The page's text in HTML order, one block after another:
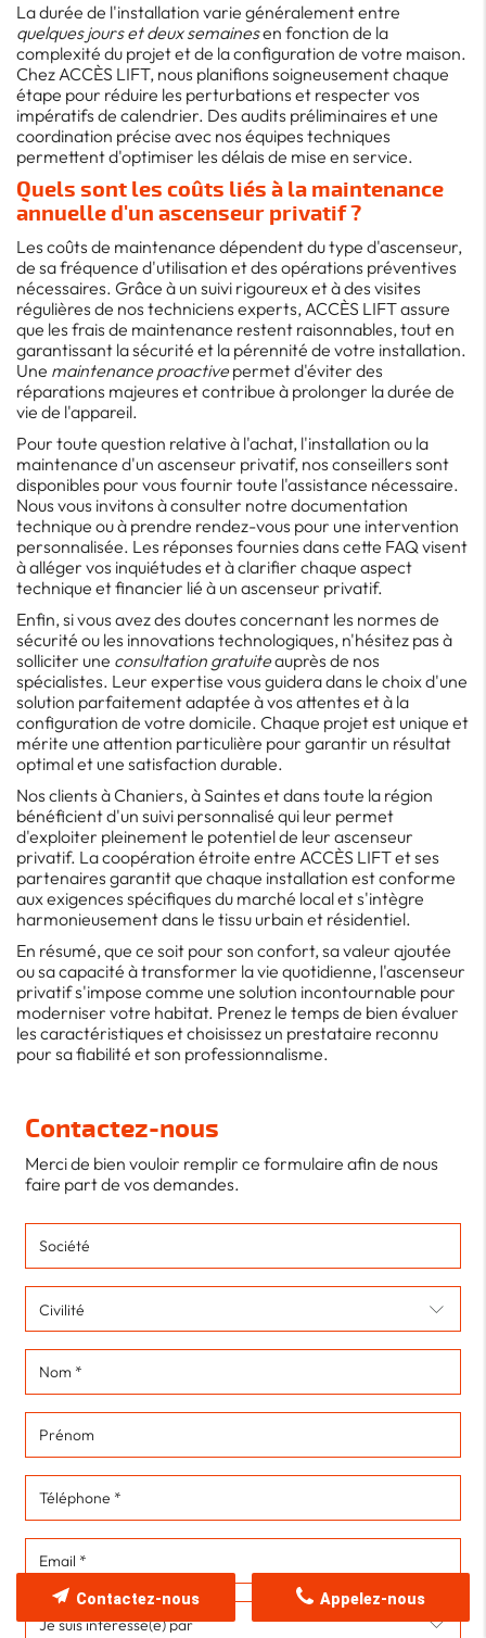
La durée de l'installation varie généralement entre
quelques jours et deux semainesen fonction de la
complexité du projet et de la configuration de votre maison.
Chez ACCÈS LIFT, nous planifions soigneusement chaque
étape pour réduire les perturbations et respecter vos
impératifs de calendrier. Des audits préliminaires et une
coordination précise avec nos équipes techniques
permettent d'optimiser les délais de mise en service.
Quels sont les coûts liés à la maintenance
annuelle d'un ascenseur privatif ?
Les coûts de maintenance dépendent du type d'ascenseur,
de sa fréquence d'utilisation et des opérations préventives
nécessaires. Grâce à un suivi rigoureux et à des visites
régulières de nos techniciens experts, ACCÈS LIFT assure
que les frais de maintenance restent raisonnables, tout en
garantissant la sécurité et la pérennité de votre installation.
Une maintenance proactivepermet d'éviter des
réparations majeures et contribue à prolonger la durée de
vie de l'appareil.
Pour toute question relative à l'achat, l'installation ou la
maintenance d'un ascenseur privatif, nos conseillers sont
disponibles pour vous fournir toute l'assistance nécessaire.
Nous vous invitons à consulter notre documentation
technique ou à prendre rendez-vous pour une intervention
personnalisée. Les réponses fournies dans cette FAQ visent
à alléger vos inquiétudes et à clarifier chaque aspect
technique et financier lié à un ascenseur privatif.
Enfin, si vous avez des doutes concernant les normes de
sécurité ou les innovations technologiques, n'hésitez pas à
solliciter une consultation gratuiteauprès de nos
spécialistes. Leur expertise vous guidera dans le choix d'une
solution parfaitement adaptée à vos attentes et à la
configuration de votre domicile. Chaque projet est unique et
mérite une attention particulière pour garantir un résultat
optimal et une satisfaction durable.
Nos clients à Chaniers, à Saintes et dans toute la région
bénéficient d'un suivi personnalisé qui leur permet
d'exploiter pleinement le potentiel de leur ascenseur
privatif. La coopération étroite entre ACCÈS LIFT et ses
partenaires garantit que chaque installation est conforme
aux exigences spécifiques du marché local et s'intègre
harmonieusement dans le tissu urbain et résidentiel.
En résumé, que ce soit pour son confort, sa valeur ajoutée
ou sa capacité à transformer la vie quotidienne, l'ascenseur
privatif s'impose comme une solution incontournable pour
moderniser votre habitat. Prenez le temps de bien évaluer
les caractéristiques et choisissez un prestataire reconnu
pour sa fiabilité et son professionnalisme.
Contactez-nous
Merci de bien vouloir remplir ce formulaire afin de nous
faire part de vos demandes.
Appelez-nous
Contactez-nous